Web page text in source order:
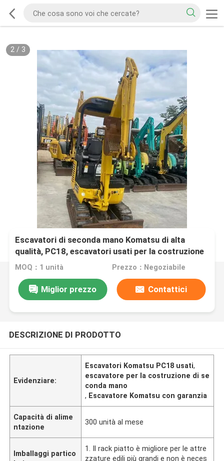
2/ 3
Escavatori di seconda mano Komatsu di alta
qualità, PC18, escavatori usati per la costruzione
MOQ：1 unità Prezzo：Negoziabile
Miglior prezzo Contattici
DESCRIZIONE DI PRODOTTO
Evidenziare:
Escavatori Komatsu PC18 usati,
escavatore per la costruzione di se
conda mano
, Escavatore Komatsu con garanzia
Capacità di alime
ntazione
300 unità al mese
Imballaggi partico
1. Il rack piatto è migliore per le attre
zzature edili più grandi e non è neces